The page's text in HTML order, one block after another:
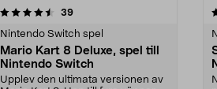
39recensioner
Nintendo Switch spel
Mario Kart 8 Deluxe, spel till
Nintendo Switch
Upplev den ultimata versionen av
4.5 av 5 stjärnor